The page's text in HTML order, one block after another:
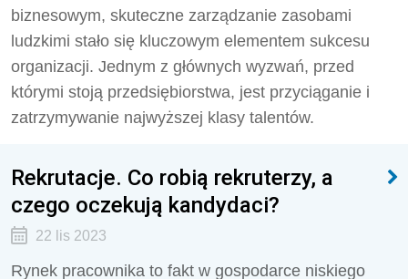
biznesowym, skuteczne zarządzanie zasobami
ludzkimi stało się kluczowym elementem sukcesu
organizacji. Jednym z głównych wyzwań, przed
którymi stoją przedsiębiorstwa, jest przyciąganie i
zatrzymywanie najwyższej klasy talentów.
Rekrutacje. Co robią rekruterzy, a
czego oczekują kandydaci?
22 lis 2023
Rynek pracownika to fakt w gospodarce niskiego